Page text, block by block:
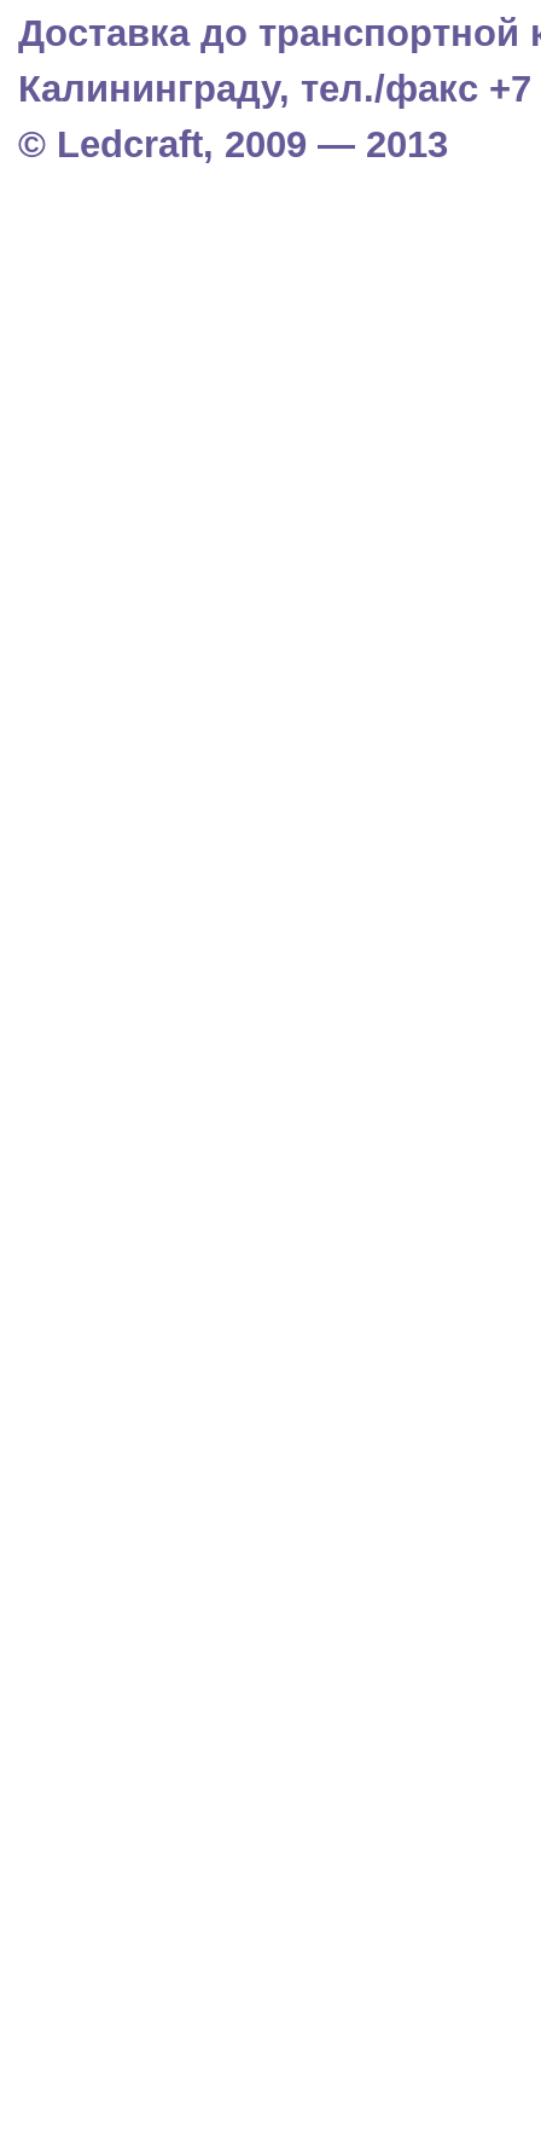
Доставка до
Калининграду, тел./факс +7
© Ledcraft, 2009 — 2013